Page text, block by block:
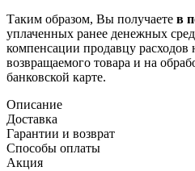
Таким образом, Вы получаете в
уплаченных ранее денежных
компенсации продавцу расходов
возвращаемого товара и на
банковской карте.
Описание
Доставка
Гарантии и возврат
Способы оплаты
Акция